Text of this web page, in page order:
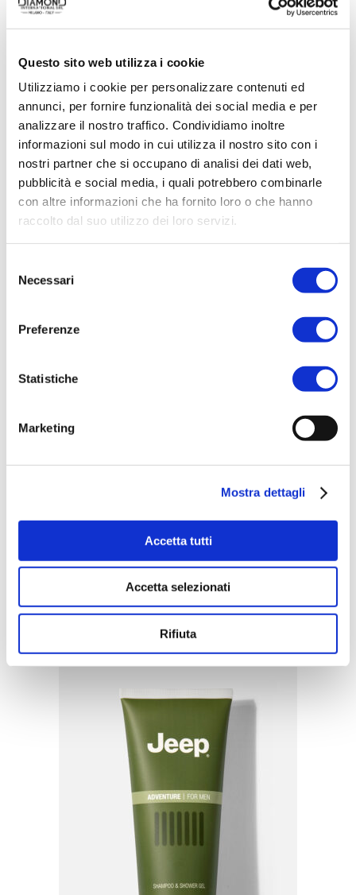
Questo sito web utilizza i cookie
Utilizziamo i cookie per personalizzare contenuti ed
annunci, per fornire funzionalità dei social media e per
analizzare il nostro traffico. Condividiamo inoltre
informazioni sul modo in cui utilizza il nostro sito con i
nostri partner che si occupano di analisi dei dati web,
pubblicità e social media, i quali potrebbero combinarle
con altre informazioni che ha fornito loro o che hanno
raccolto dal suo utilizzo dei loro servizi.
delNecessari
Preferenze
Statistiche
Marketing
Mostra dettagli
Accetta tutti
Accetta selezionati
Rifiuta
ACQUISTA PRODOTTO
BELLAGIO | SHOWER GEL
ACQUISTA PRODOTTO
RITUENA | INEBRIANTE